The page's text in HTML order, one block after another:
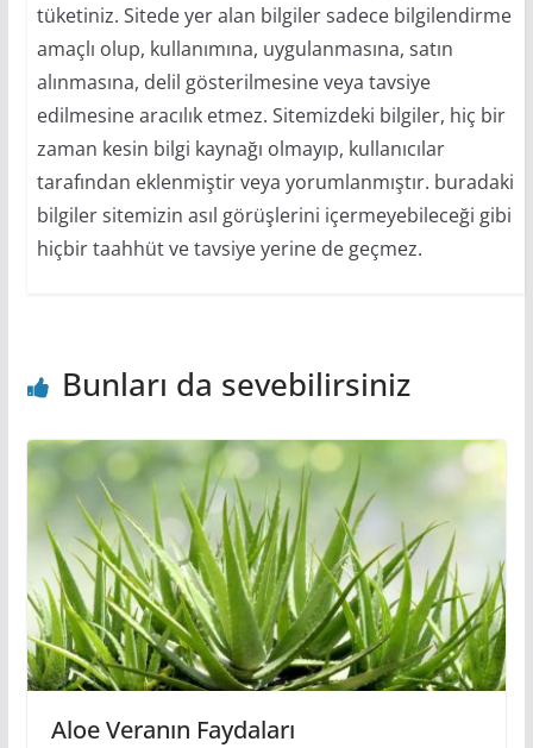
tüketiniz. Sitede yer alan bilgiler sadece bilgilendirme
amaçlı olup, kullanımına, uygulanmasına, satın
alınmasına, delil gösterilmesine veya tavsiye
edilmesine aracılık etmez. Sitemizdeki bilgiler, hiç bir
zaman kesin bilgi kaynağı olmayıp, kullanıcılar
tarafından eklenmiştir veya yorumlanmıştır. buradaki
bilgiler sitemizin asıl görüşlerini içermeyebileceği gibi
hiçbir taahhüt ve tavsiye yerine de geçmez.
Bunları da sevebilirsiniz
Aloe Veranın Faydaları